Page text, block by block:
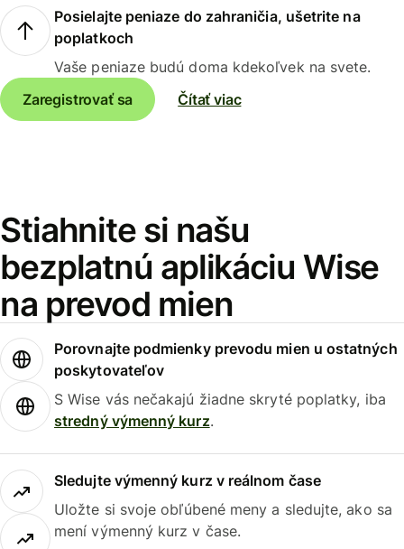
Posielajte peniaze do zahraničia, ušetrite na
poplatkoch
Vaše peniaze budú doma kdekoľvek na svete.
Zaregistrovať sa
Čítať viac
Stiahnite si našu
bezplatnú aplikáciu Wise
na prevod mien
Porovnajte podmienky prevodu mien u ostatných
poskytovateľov
S Wise vás nečakajú žiadne skryté poplatky, iba
stredný výmenný kurz.
Sledujte výmenný kurz v reálnom čase
Uložte si svoje obľúbené meny a sledujte, ako sa
mení výmenný kurz v čase.